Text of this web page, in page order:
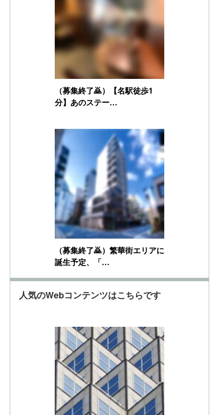
（募集終了🙇）【名駅徒歩1
分】あのステー…
（募集終了🙇）繁華街エリアに
誕生予定、「…
人気のWebコンテンツはこちらです